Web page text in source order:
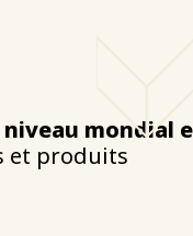
mondial
et produits